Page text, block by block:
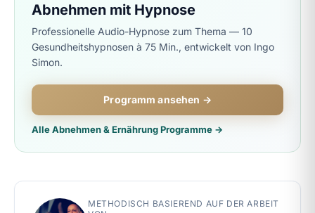
Abnehmen mit Hypnose
Professionelle Audio-Hypnose zum Thema — 10
Gesundheitshypnosen à 75 Min., entwickelt von Ingo
Simon.
Programm ansehen →
Alle Abnehmen & Ernährung Programme →
METHODISCH BASIEREND AUF DER ARBEIT